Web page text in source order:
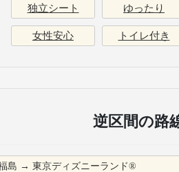
独立シート ゆったり
女性安心 トイレ付き
逆区間の路
島 →東京ディズニーランド®